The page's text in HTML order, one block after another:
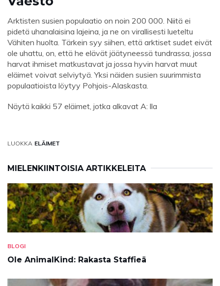
Arktisten susien populaatio on noin 200 000. Niitä ei
pidetä uhanalaisina lajeina, ja ne on virallisesti lueteltu
Vähiten huolta. Tärkein syy siihen, että arktiset sudet eivät
ole uhattu, on, että he elävät jäätyneessä tundrassa, jossa
harvat ihmiset matkustavat ja jossa hyvin harvat muut
eläimet voivat selviytyä. Yksi näiden susien suurimmista
populaatioista löytyy Pohjois-Alaskasta.
Näytä kaikki 57 eläimet, jotka alkavat A: lla
LUOKKA ELÄIMET
MIELENKIINTOISIA ARTIKKELEITA
BLOGI
Ole AnimalKind: Rakasta Staffieä